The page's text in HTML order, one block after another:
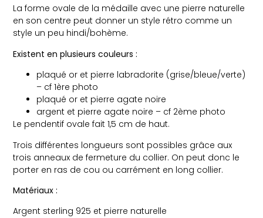
La forme ovale de la médaille avec une pierre naturelle
en son centre peut donner un style rétro comme un
style un peu hindi/bohème.
Existent en plusieurs couleurs :
plaqué or et pierre labradorite (grise/bleue/verte)
– cf 1ère photo
plaqué or et pierre agate noire
argent et pierre agate noire – cf 2ème photo
Le pendentif ovale fait 1,5 cm de haut.
Trois différentes longueurs sont possibles grâce aux
trois anneaux de fermeture du collier. On peut donc le
porter en ras de cou ou carrément en long collier.
Matériaux :
Argent sterling 925 et pierre naturelle